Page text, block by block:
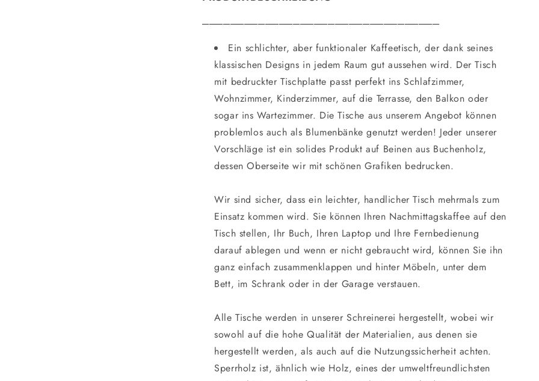
Ein schlichter, aber funktionaler Kaffeetisch, der dank seines
klassischen Designs in jedem Raum gut aussehen wird. Der Tisch
mit bedruckter Tischplatte passt perfekt ins Schlafzimmer,
Wohnzimmer, Kinderzimmer, auf die Terrasse, den Balkon oder
sogar ins Wartezimmer. Die Tische aus unserem Angebot können
problemlos auch als Blumenbänke genutzt werden! Jeder unserer
Vorschläge ist ein solides Produkt auf Beinen aus Buchenholz,
dessen Oberseite wir mit schönen Grafiken bedrucken.
Wir sind sicher, dass ein leichter, handlicher Tisch mehrmals zum
Einsatz kommen wird. Sie können Ihren Nachmittagskaffee auf den
Tisch stellen, Ihr Buch, Ihren Laptop und Ihre Fernbedienung
darauf ablegen und wenn er nicht gebraucht wird, können Sie ihn
ganz einfach zusammenklappen und hinter Möbeln, unter dem
Bett, im Schrank oder in der Garage verstauen.
Alle Tische werden in unserer Schreinerei hergestellt, wobei wir
sowohl auf die hohe Qualität der Materialien, aus denen sie
hergestellt werden, als auch auf die Nutzungssicherheit achten.
Sperrholz ist, ähnlich wie Holz, eines der umweltfreundlichsten